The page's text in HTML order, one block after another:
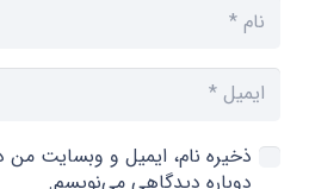
ذخیره نام، ایمیل و وبسایت من
دوباره دیدگاهی می‌نویسم.